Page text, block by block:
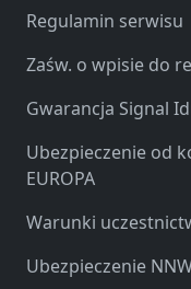
Regulamin serwisu
Zaśw. o wpisie do
Gwarancja Signal
Ubezpieczenie od kosztów Rezygnacji TU
EUROPA
Warunki
Ubezpieczenie